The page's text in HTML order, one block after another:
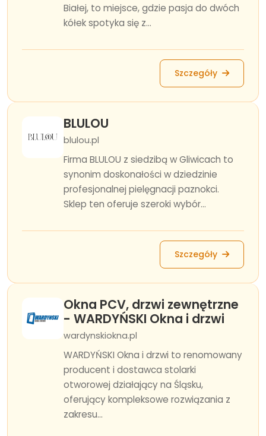
Białej, to miejsce, gdzie pasja do dwóch
kółek spotyka się z...
Szczegóły
BLULOU
blulou.pl
Firma BLULOU z siedzibą w Gliwicach to
synonim doskonałości w dziedzinie
profesjonalnej pielęgnacji paznokci.
Sklep ten oferuje szeroki wybór...
Szczegóły
Okna PCV, drzwi zewnętrzne
- WARDYŃSKI Okna i drzwi
wardynskiokna.pl
WARDYŃSKI Okna i drzwi to renomowany
producent i dostawca stolarki
otworowej działający na Śląsku,
oferujący kompleksowe rozwiązania z
zakresu...